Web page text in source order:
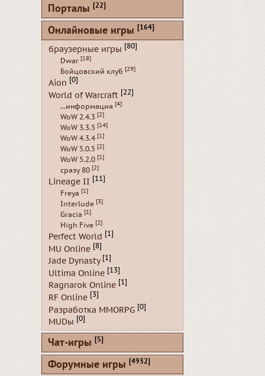
Порталы [22]
Онлайновые игры [164]
браузерные игры [80]
Dwar [18]
Бойцовский клуб [29]
Aion [0]
World of Warcraft [22]
...информация [4]
WoW 2.4.3 [2]
WoW 3.3.5 [14]
WoW 4.3.4 [1]
WoW 5.0.5 [2]
WoW 5.2.0 [1]
сразу 80 [2]
Lineage II [11]
Freya [1]
Interlude [3]
Gracia [1]
High Five [2]
Perfect World [1]
MU Online [8]
Jade Dynasty [1]
Ultima Online [13]
Ragnarok Online [1]
RF Online [3]
Разработка MMORPG [0]
MUDы [0]
Чат-игры [5]
Форумные игры [4932]